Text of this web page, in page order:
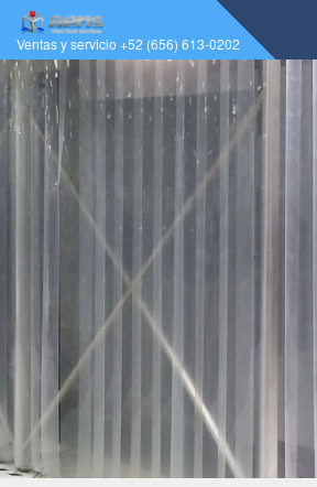
Ventas y servicio +52 (656) 613-0202